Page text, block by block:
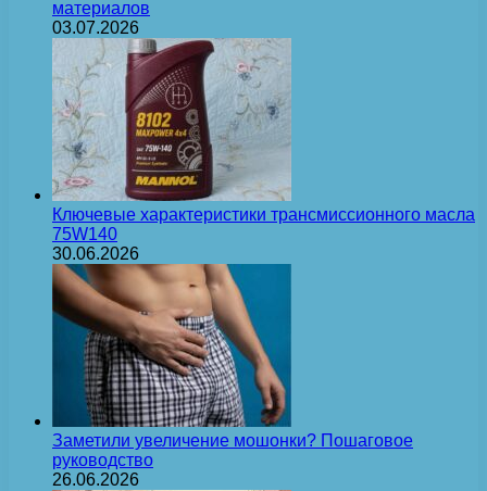
материалов
03.07.2026
Ключевые характеристики трансмиссионного масла
75W140
30.06.2026
Заметили увеличение мошонки? Пошаговое
руководство
26.06.2026